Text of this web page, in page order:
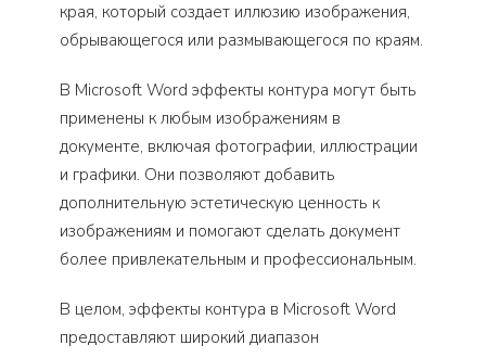
края, который создает иллюзию изображения,
обрывающегося или размывающегося по краям.
В Microsoft Word эффекты контура могут быть
применены к любым изображениям в
документе, включая фотографии, иллюстрации
и графики. Они позволяют добавить
дополнительную эстетическую ценность к
изображениям и помогают сделать документ
более привлекательным и профессиональным.
В целом, эффекты контура в Microsoft Word
предоставляют широкий диапазон